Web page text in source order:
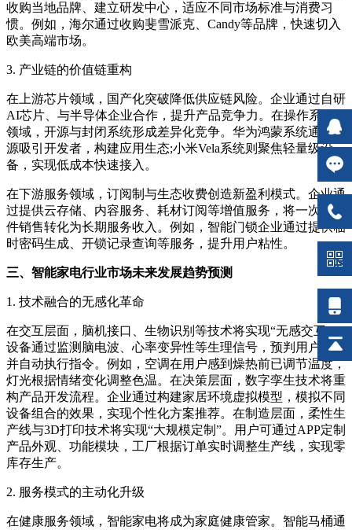
收购当地品牌、建立研发中心，适应不同市场标准与消费习
惯。例如，海尔通过收购斐雪派克、Candy等品牌，快速切入
欧美高端市场。
3. 产业链的价值链重构
在上游芯片领域，国产化突破降低供应链风险。企业通过自研
AI芯片、与半导体企业合作，提升产品竞争力。在操作系统
领域，开源与封闭系统形成差异化竞争。华为鸿蒙系统通过开
源吸引开发者，构建应用生态;小米Vela系统则聚焦轻量级设
备，实现低成本快速接入。
在下游服务领域，订阅制与生态收费创造新盈利模式。企业通
过提供云存储、内容服务、耗材订阅等增值服务，将一次性硬
件销售转化为长期服务收入。例如，智能门锁企业通过提供临
时密码生成、开锁记录查询等服务，提升用户粘性。
三、智能家电行业市场未来发展趋势预测
1. 技术融合的无感化革命
在交互层面，脑机接口、生物识别等技术将实现“无感交互”。
设备通过监测脑电波、心率变异性等生理信号，预判用户需求
并自动执行指令。例如，空调在用户感到燥热前已调节温度，
灯光根据情绪变化调整色温。在决策层面，数字孪生技术将重
构产品开发流程。企业通过构建家居环境虚拟模型，模拟不同
设备组合的效果，实现个性化方案推荐。在制造层面，柔性生
产线与3D打印技术将实现“大规模定制”。用户可通过APP定制
产品外观、功能模块，工厂根据订单实时调整生产线，实现零
库存生产。
2. 服务模式的主动化升级
在健康服务领域，智能家电将成为家庭健康管家。智能马桶通